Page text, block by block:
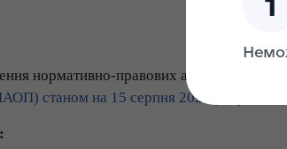
нормативно-правових актів до
станом на 15 серпня 2023 року